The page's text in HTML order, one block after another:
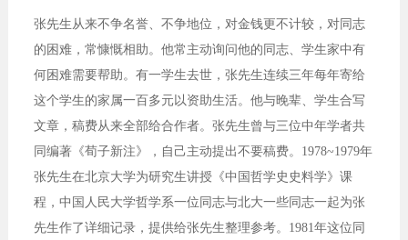
张先生从来不争名誉、不争地位，对金钱更不计较，对同志
的困难，常慷慨相助。他常主动询问他的同志、学生家中有
何困难需要帮助。有一学生去世，张先生连续三年每年寄给
这个学生的家属一百多元以资助生活。他与晚辈、学生合写
文章，稿费从来全部给合作者。张先生曾与三位中年学者共
同编著《荀子新注》，自己主动提出不要稿费。1978~1979年
张先生在北京大学为研究生讲授《中国哲学史史料学》课
程，中国人民大学哲学系一位同志与北大一些同志一起为张
先生作了详细记录，提供给张先生整理参考。1981年这位同